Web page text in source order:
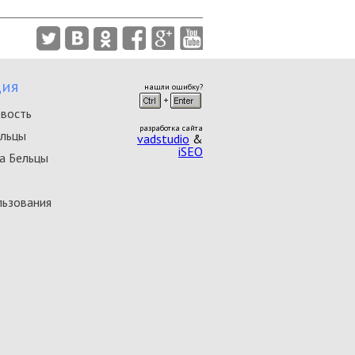
Бельцы
нашли ошибку?
разработка сайта
vadstudio &
iSEO